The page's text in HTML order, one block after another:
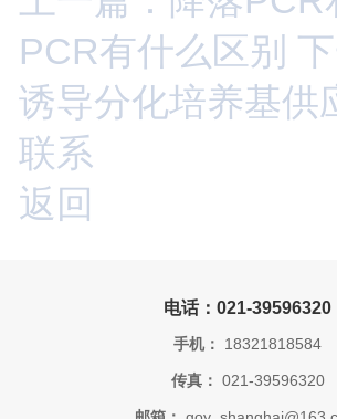
PCR有什么区别
诱导分化培养基供
联系
返回
电话：021-39596320
手机： 18321818584
传真： 021-39596320